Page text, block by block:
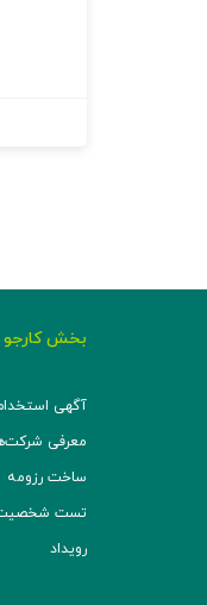
بخش کارجو
آگهی
معرفی
ساخت رزومه
تست
رویداد